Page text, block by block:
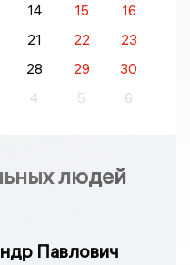
14 15
16
21 22
23
28 29
30
4 5 6
людей
Павлович